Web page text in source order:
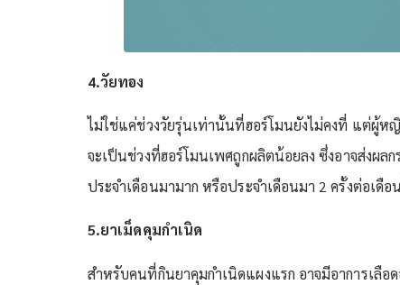
4.วัยทอง
ไม่ใช่แค่ช่วงวัยรุ่นเท่านั้นที่ฮอร์โมนยังไม่คงที่ แต่ผู้ห
จะเป็นช่วงที่ฮอร์โมนเพศถูกผลิตน้อยลง ซึ่งอาจส่งผล
ประจำเดือนมามาก หรือประจำเดือนมา 2 ครั้งต่อเดือ
5.ยาเม็ดคุมกำเนิด
สำหรับคนที่กินยาคุมกำเนิดแผงแรก อาจมีอาการเลื